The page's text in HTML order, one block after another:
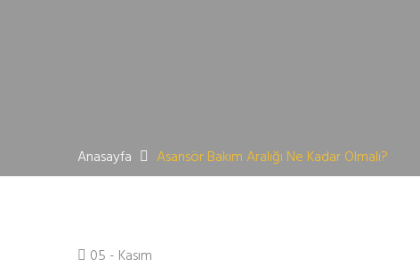
Anasayfa Asansör Bakım Aralığı Ne Kadar Olmalı?
05 - Kasım